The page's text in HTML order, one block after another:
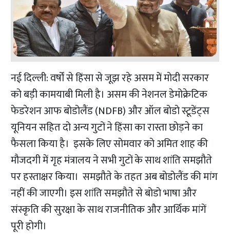
नई दिल्ली: वर्षों से हिंसा से जूझ रहे असम में मोदी सरकार
को बड़ी कामयाबी मिली है। असम की नेशनल डेमोक्रेटिक
फेडरेशन आफ बोडोलैंड (NDFB) और ऑल बोडो स्टूडेंट्स
यूनियन सहित दो अन्य गुटों ने हिंसा का रास्ता छोड़ने का
फैसला किया है। इसके लिए सोमवार को अमित शाह की
मौजदगी में गृह मंत्रालय ने सभी गुटों के साथ शांति समझौते
पर हस्ताक्षर किया। समझौते के तहत अब बोडोलैंड की मांग
नहीं की जाएगी। इस शांति समझौते से बोडो भाषा और
संस्कृति की सुरक्षा के साथ राजनीतिक और आर्थिक मांगें
पूरी होगी।